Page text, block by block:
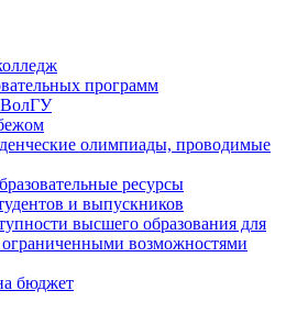
программ
олимпиады, проводимые
ресурсы
и выпускников
высшего образования для
возможностями
бюджет